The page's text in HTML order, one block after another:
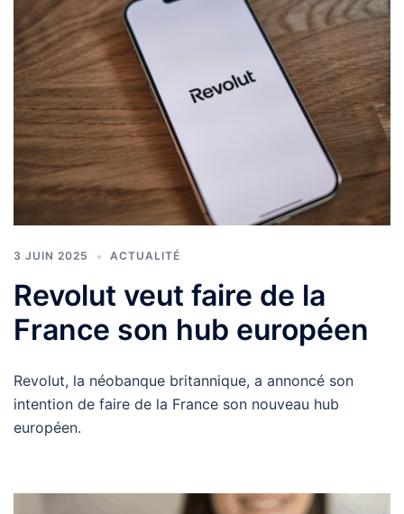
3 JUIN 2025 ACTUALITÉ
Revolut veut faire de la
France son hub européen
Revolut, la néobanque britannique, a annoncé son
intention de faire de la France son nouveau hub
européen.